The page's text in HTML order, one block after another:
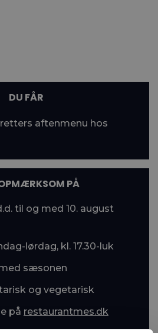
DU FÅR
aftenmenu hos
PÅ
til og med 10. august
lørdag, kl. 17.30-luk
sæsonen
og vegetarisk
på restaurantmes.dk